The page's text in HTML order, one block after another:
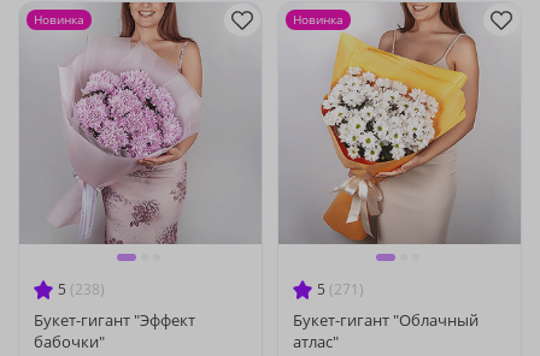
5 (238)
Букет-гигант "Эффект
бабочки"
Новинка
5 (271)
Букет-гигант "Облачный
атлас"
Новинка